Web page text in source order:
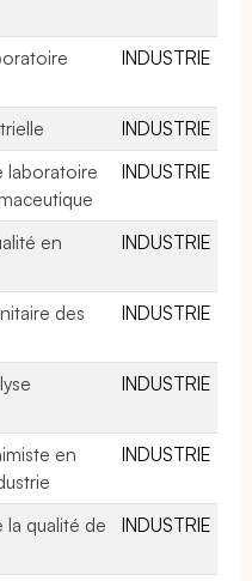
INDUSTRIE
INDUSTRIE
laboratoire
INDUSTRIE
en
INDUSTRIE
des
INDUSTRIE
INDUSTRIE
en
INDUSTRIE
qualité de
INDUSTRIE